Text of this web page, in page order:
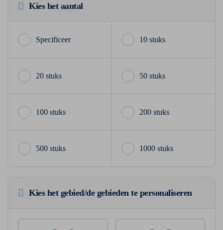
Kies het aantal
10 stuks
20 stuks 50 stuks
100 stuks 200 stuks
500 stuks 1000 stuks
Kies het gebied/de gebieden te personaliseren